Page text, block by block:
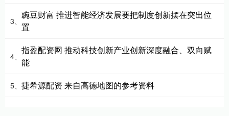
3、
豌豆财富 推进智能经济发展要把制度创新摆在突出位
置
4、
指盈配资网 推动科技创新产业创新深度融合、双向赋
能
5、 捷希源配资 来自高德地图的参考资料